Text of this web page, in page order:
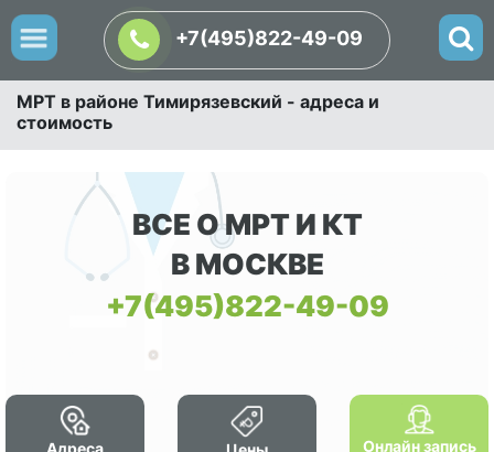
+7(495)822-49-09
МРТ в районе Тимирязевский - адреса и
стоимость
ВСЕ О МРТ И КТ
В МОСКВЕ
+7(495)822-49-09
Адреса Онлайн запись